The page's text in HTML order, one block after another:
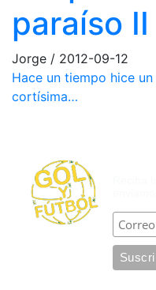
paraíso II
Jorge / 2012-09-12
Hace un tiempo hice
cortísima…